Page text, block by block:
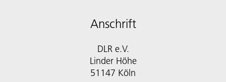
Anschrift
DLR e.V.
Linder Höhe
51147 Köln